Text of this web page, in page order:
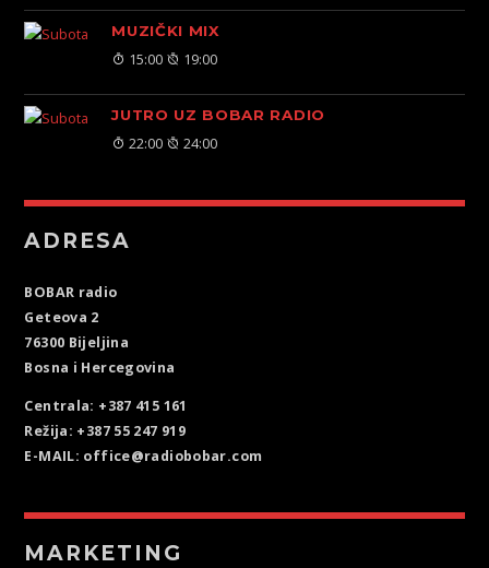
MUZIČKI MIX
15:00 19:00
JUTRO UZ BOBAR RADIO
22:00 24:00
ADRESA
BOBAR radio
Geteova 2
76300 Bijeljina
Bosna i Hercegovina
Centrala: +387 415 161
Režija: +387 55 247 919
E-MAIL: office@radiobobar.com
MARKETING